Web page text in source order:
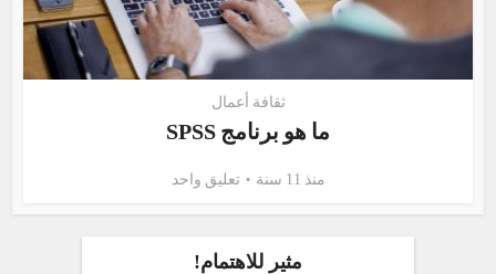
ثقافة أعمال
ما هو برنامج SPSS
منذ 11 سنة تعليق واحد
مثير للاهتمام!